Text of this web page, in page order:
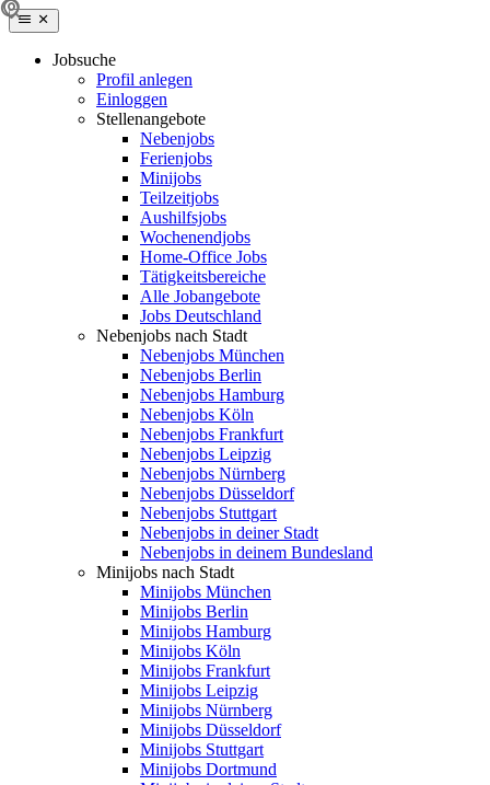
Jobsuche
Profil anlegen
Einloggen
Stellenangebote
Nebenjobs
Ferienjobs
Minijobs
Teilzeitjobs
Aushilfsjobs
Wochenendjobs
Home-Office Jobs
Tätigkeitsbereiche
Alle Jobangebote
Jobs Deutschland
Nebenjobs nach Stadt
Nebenjobs München
Nebenjobs Berlin
Nebenjobs Hamburg
Nebenjobs Köln
Nebenjobs Frankfurt
Nebenjobs Leipzig
Nebenjobs Nürnberg
Nebenjobs Düsseldorf
Nebenjobs Stuttgart
Nebenjobs in deiner Stadt
Nebenjobs in deinem Bundesland
Minijobs nach Stadt
Minijobs München
Minijobs Berlin
Minijobs Hamburg
Minijobs Köln
Minijobs Frankfurt
Minijobs Leipzig
Minijobs Nürnberg
Minijobs Düsseldorf
Minijobs Stuttgart
Minijobs Dortmund